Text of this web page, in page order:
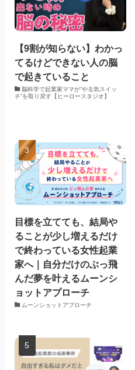
【9割が知らない】わかっ
てるけどできない人の脳
で起きていること
脳科学で起業家ママが“やる気スイッ
チ”を取り戻す【ヒーロースタジオ】
目標を立てても、結局や
ることが少し増えるだけ
で終わっている女性起業
家へ｜自分だけのぶっ飛
んだ夢を叶えるムーンシ
ョットアプローチ
ムーンショットアプローチ